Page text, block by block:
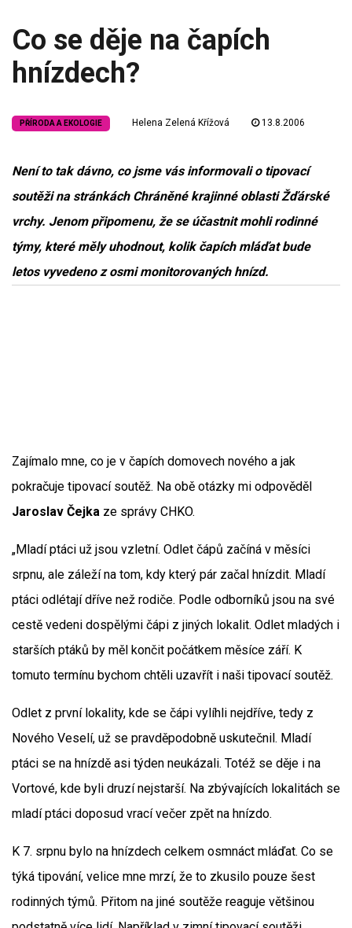
Co se děje na čapích
hnízdech?
PŘÍRODA A EKOLOGIE Helena Zelená Křížová 13.8.2006
Není to tak dávno, co jsme vás informovali o tipovací
soutěži na stránkách Chráněné krajinné oblasti Žďárské
vrchy. Jenom připomenu, že se účastnit mohli rodinné
týmy, které měly uhodnout, kolik čapích mláďat bude
letos vyvedeno z osmi monitorovaných hnízd.
Zajímalo mne, co je v čapích domovech nového a jak
pokračuje tipovací soutěž. Na obě otázky mi odpověděl
Jaroslav Čejka ze správy CHKO.
„Mladí ptáci už jsou vzletní. Odlet čápů začíná v měsíci
srpnu, ale záleží na tom, kdy který pár začal hnízdit. Mladí
ptáci odlétají dříve než rodiče. Podle odborníků jsou na své
cestě vedeni dospělými čápi z jiných lokalit. Odlet mladých i
starších ptáků by měl končit počátkem měsíce září. K
tomuto termínu bychom chtěli uzavřít i naši tipovací soutěž.
Odlet z první lokality, kde se čápi vylíhli nejdříve, tedy z
Nového Veselí, už se pravděpodobně uskutečnil. Mladí
ptáci se na hnízdě asi týden neukázali. Totéž se děje i na
Vortové, kde byli druzí nejstarší. Na zbývajících lokalitách se
mladí ptáci doposud vrací večer zpět na hnízdo.
K 7. srpnu bylo na hnízdech celkem osmnáct mláďat. Co se
týká tipování, velice mne mrzí, že to zkusilo pouze šest
rodinných týmů. Přitom na jiné soutěže reaguje většinou